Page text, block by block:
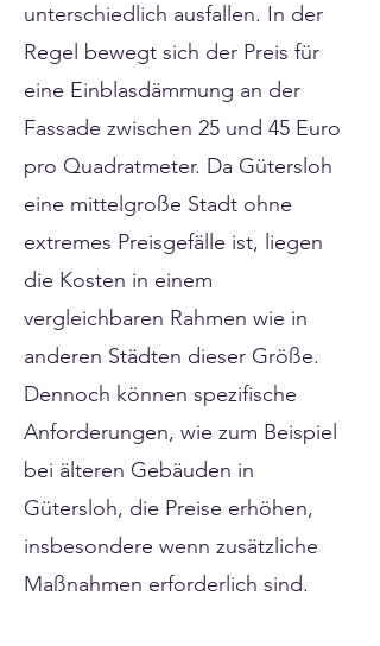
unterschiedlich ausfallen. In der
Regel bewegt sich der Preis für
eine Einblasdämmung an der
Fassade zwischen 25 und 45 Euro
pro Quadratmeter. Da Gütersloh
eine mittelgroße Stadt ohne
extremes Preisgefälle ist, liegen
die Kosten in einem
vergleichbaren Rahmen wie in
anderen Städten dieser Größe.
Dennoch können spezifische
Anforderungen, wie zum Beispiel
bei älteren Gebäuden in
Gütersloh, die Preise erhöhen,
insbesondere wenn zusätzliche
Maßnahmen erforderlich sind.